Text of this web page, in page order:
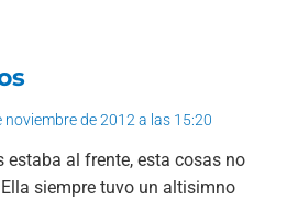
noviembre de 2012 a las 15:20
estaba al frente, esta cosas no
siempre tuvo un altisimno